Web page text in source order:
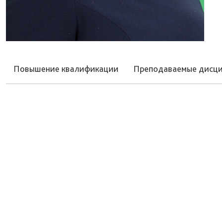
Повышение квалификации Преподаваемые